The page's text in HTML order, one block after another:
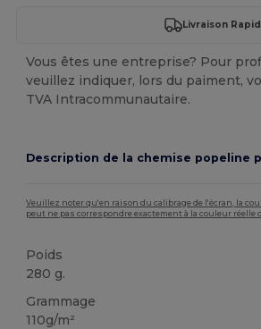
Livraison
Vous êtes une entreprise? Pour
veuillez indiquer, lors du paiment,
TVA Intracommunautaire.
Description de la chemise popeline
Veuillez noter qu'en raison du calibrage de l'écran, la
peut ne pas correspondre exactement à la couleur réelle
Poids
280 g.
Grammage
110g/m²